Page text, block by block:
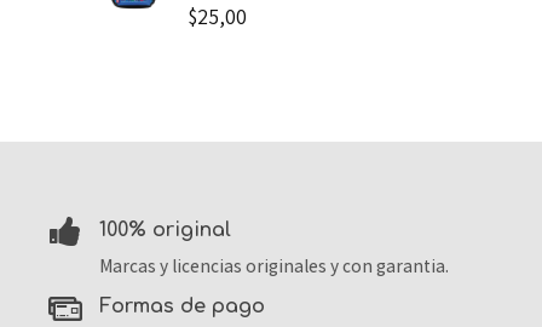
$25,00
100% original
Marcas y licencias originales y con garantia.
formas de pago